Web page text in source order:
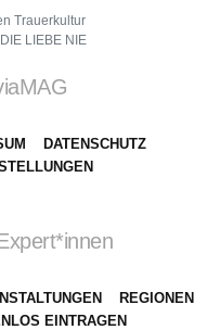
Trauerkultur
LIEBE NIE
DATENSCHUTZ
REGIONEN
EINTRAGEN